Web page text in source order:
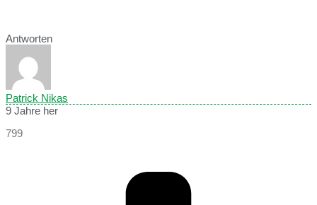
Antworten
Patrick Nikas
9 Jahre her
799